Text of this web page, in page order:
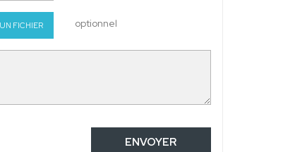
FICHIER optionnel